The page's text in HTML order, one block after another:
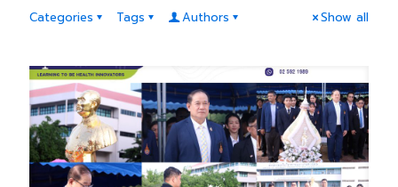
Categories Tags Authors Show all